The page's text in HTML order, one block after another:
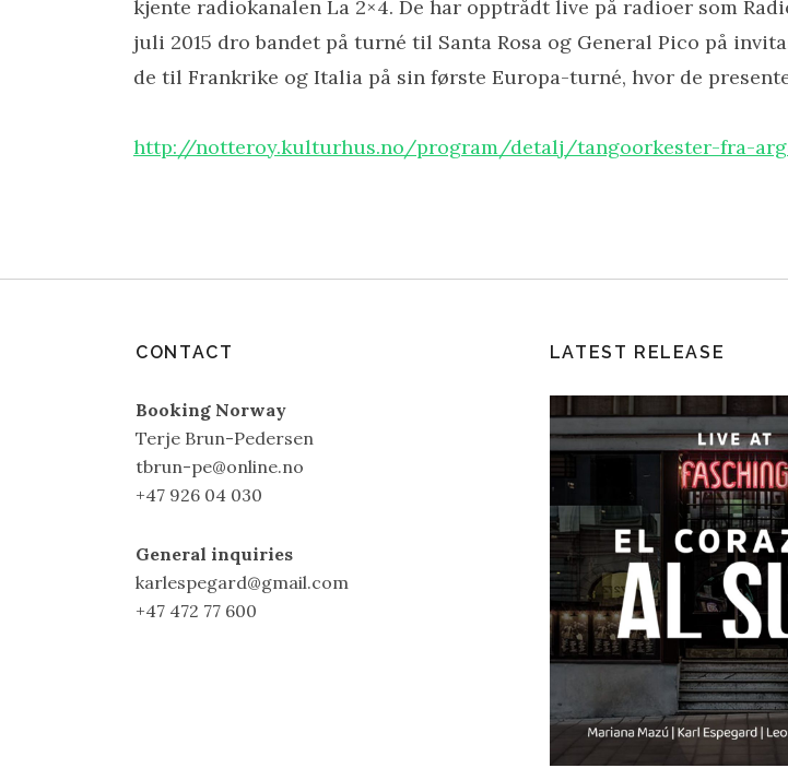
kjente radiokanalen La 2×4. De har opptrådt live på radioer som
juli 2015 dro bandet på turné til Santa Rosa og General Pico på
de til Frankrike og Italia på sin første Europa-turné, hvor de
http://notteroy.kulturhus.no/program/detalj/tangoorkester-fra-
CONTACT
Booking Norway
Terje Brun-Pedersen
tbrun-pe@online.no
+47 926 04 030
General inquiries
karlespegard@gmail.com
+47 472 77 600
LATEST RELEASE